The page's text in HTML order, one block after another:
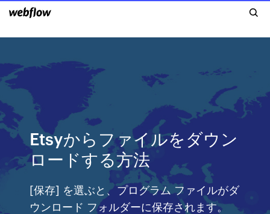
Etsyからファイルをダウン
ロードする方法
[保存] を選ぶと、プログラム ファイルがダ
ウンロード フォルダーに保存されます。